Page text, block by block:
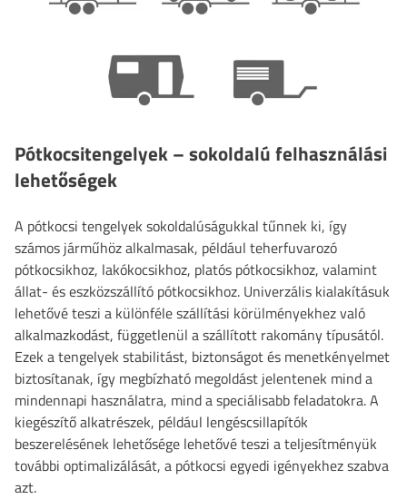
Pótkocsitengelyek – sokoldalú felhasználási
lehetőségek
A pótkocsi tengelyek sokoldalúságukkal tűnnek ki, így
számos járműhöz alkalmasak, például teherfuvarozó
pótkocsikhoz, lakókocsikhoz, platós pótkocsikhoz, valamint
állat- és eszközszállító pótkocsikhoz. Univerzális kialakításuk
lehetővé teszi a különféle szállítási körülményekhez való
alkalmazkodást, függetlenül a szállított rakomány típusától.
Ezek a tengelyek stabilitást, biztonságot és menetkényelmet
biztosítanak, így megbízható megoldást jelentenek mind a
mindennapi használatra, mind a speciálisabb feladatokra. A
kiegészítő alkatrészek, például lengéscsillapítók
beszerelésének lehetősége lehetővé teszi a teljesítményük
további optimalizálását, a pótkocsi egyedi igényekhez szabva
azt.